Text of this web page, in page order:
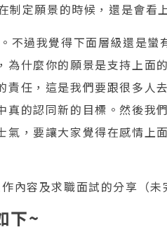
制定願景的時候，還是會看
不過我覺得下面層級還是
為什麼你的願景是支持上面
責任，這是我們要跟很多人
真的認同新的目標。然後我
氣，要讓大家覺得在感情上
內容及求職面試的分享（未
下~